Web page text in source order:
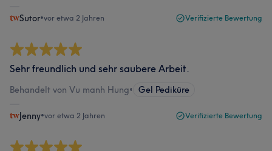
Sutor•vor etwa 2 Jahren Verifizierte Bewertung
Sehr freundlich und sehr saubere Arbeit.
Behandelt von Vu manh Hung• Gel Pediküre
Jenny•vor etwa 2 Jahren Verifizierte Bewertung